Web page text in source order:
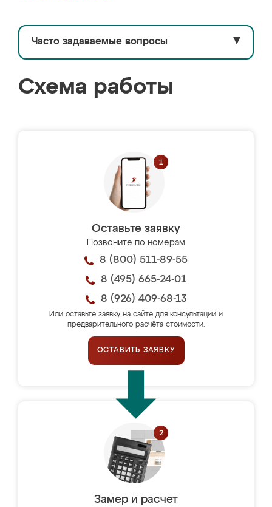
Часто задаваемые вопросы ▼
Схема работы
Оставьте заявку
Позвоните по номерам
8 (800) 511-89-55
8 (495) 665-24-01
8 (926) 409-68-13
Или оставьте заявку на сайте для консультации и
предварительного расчёта стоимости.
ОСТАВИТЬ ЗАЯВКУ
Замер и расчет